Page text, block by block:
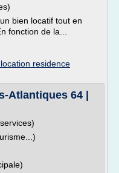
bien locatif tout en
fonction de la...
residence
Atlantiques 64 |